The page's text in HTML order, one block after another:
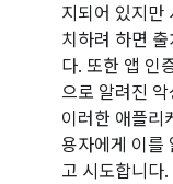
지되어 있지만
치하려 하면
다. 또한 앱 인
으로 알려진
이러한 애플리
용자에게 이를
고 시도합니다.